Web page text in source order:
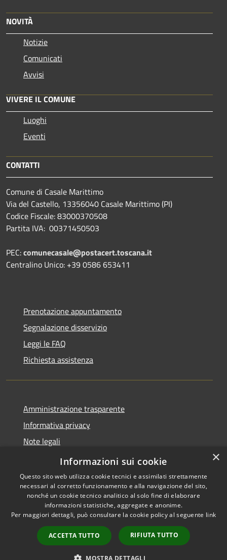
NOVITÀ
Notizie
Comunicati
Avvisi
VIVERE IL COMUNE
Luoghi
Eventi
CONTATTI
Comune di Casale Marittimo
Via del Castello, 13356040 Casale Marittimo (PI)
Codice Fiscale: 83000370508
Partita IVA: 00371450503
PEC:comunecasale@postacert.toscana.it
Centralino Unico: +39 0586 653411
Prenotazione appuntamento
Segnalazione disservizio
Leggi le FAQ
Richiesta assistenza
Amministrazione trasparente
Informativa privacy
Note legali
Dichiarazione di accessibilità
Accessibilità
Copyright © 2026 • Comune di
Casale Marittimo • Powered by
Municipium•
Accesso
redazione
×
Informazioni sui cookie
Questo sito web utilizza cookie tecnici e assimilati strettamente
necessari al corretto funzionamento e alla navigazione del sito,
nonché un cookie tecnico analitico al solo fine di elaborare
informazioni statistiche, aggregate e anonime.
Per maggiori dettagli, può consultare la cookie policy al seguente link
ACCETTA TUTTO RIFIUTA TUTTO
MOSTRA DETTAGLI